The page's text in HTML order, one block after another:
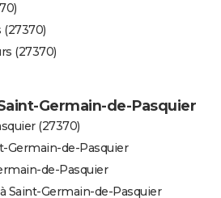
(27370)
Germain-de-Pasquier
(27370)
Germain-de-Pasquier
de-Pasquier
Saint-Germain-de-Pasquier